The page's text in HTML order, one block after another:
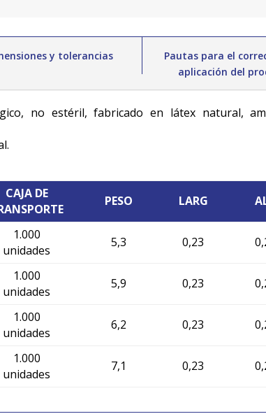
y tolerancias
Pautas para el
aplicación del
no estéril, fabricado en látex natural,
CAJA DE
PESO LARG
1.000
unidades
5,3 0,23
1.000
unidades
5,9 0,23
1.000
unidades
6,2 0,23
1.000
unidades
7,1 0,23